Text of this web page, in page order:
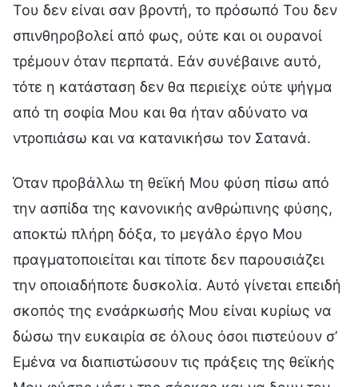
Του δεν είναι σαν βροντή, το πρόσωπό Του δεν
σπινθηροβολεί από φως, ούτε και οι ουρανοί
τρέμουν όταν περπατά. Εάν συνέβαινε αυτό,
τότε η κατάσταση δεν θα περιείχε ούτε ψήγμα
από τη σοφία Μου και θα ήταν αδύνατο να
ντροπιάσω και να κατανικήσω τον Σατανά.
Όταν προβάλλω τη θεϊκή Μου φύση πίσω από
την ασπίδα της κανονικής ανθρώπινης φύσης,
αποκτώ πλήρη δόξα, το μεγάλο έργο Μου
πραγματοποιείται και τίποτε δεν παρουσιάζει
την οποιαδήποτε δυσκολία. Αυτό γίνεται επειδή
σκοπός της ενσάρκωσής Μου είναι κυρίως να
δώσω την ευκαιρία σε όλους όσοι πιστεύουν σ’
Εμένα να διαπιστώσουν τις πράξεις της θεϊκής